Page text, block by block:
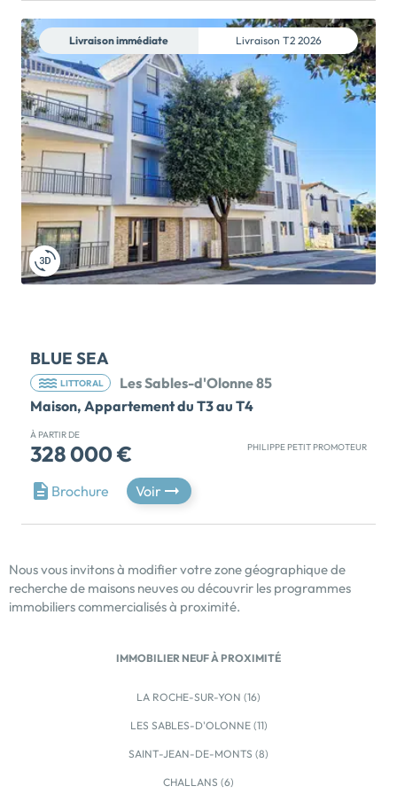
maisons neuves 4 chambres à Saint-Hilaire-de-Riez
- MAISON TÉMOIN À VISITER SUR RDV !LES JARDINS
D'ILARIS est un bel ensemble résidentiel proposant
des appartements et des maisons, au cœur d'un
quartier résidentiel calme à proximité de toutes les
commodités, à 1 km de la plage de Boisvinet et du
charmant bourg de Saint-Gilles-Croix-de-
Vie.Chaque maison dispose de son jardin privatif,
allant jusqu'à 800 m², idéal pour profiter des beaux
jours. *Voir […] Voir le programme immobilier neuf
>>
Livraison immédiate Livraison T2 2026
BLUE SEA
LITTORAL
Les Sables-d'Olonne 85
Maison, Appartement du T3 au T4
À PARTIR DE
328 000 € PHILIPPE PETIT PROMOTEUR
Située près du cœur des Sables d’Olonne, la résidence
Blue Sea sera composée de 8 appartements et 1
étudiés avec soin pour proposer des appartements
différents. POSSIBILITE DE VISITER LES
APPARTEMENTS SUR RDV Que ce soit pour habiter
Sea offre des intérieurs confortables à vivre. En
en peu de temps le long du bord de mer ou pour […]
Brochure Voir
Nous vous invitons à modifier votre zone géographique de
recherche de maisons neuves ou découvrir les programmes
immobiliers commercialisés à proximité.
IMMOBILIER NEUF À PROXIMITÉ
LA ROCHE-SUR-YON (16)
LES SABLES-D'OLONNE (11)
SAINT-JEAN-DE-MONTS (8)
CHALLANS (6)